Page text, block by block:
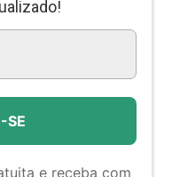
e receba com